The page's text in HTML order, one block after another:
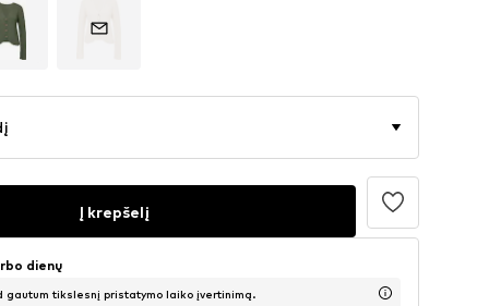
Į krepšelį
dienų
gautum tikslesnį pristatymo laiko įvertinimą.